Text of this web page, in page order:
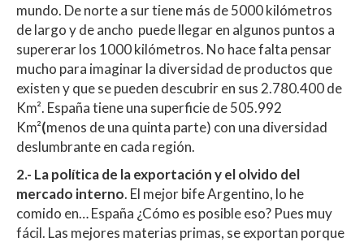
mundo. De norte a sur tiene más de 5000 kilómetros
de largo y de ancho puede llegar en algunos puntos a
supererar los 1000 kilómetros. No hace falta pensar
mucho para imaginar la diversidad de productos que
existen y que se pueden descubrir en sus 2.780.400 de
Km². España tiene una superficie de 505.992
Km²(menos de una quinta parte) con una diversidad
deslumbrante en cada región.
2.- La política de la exportación y el olvido del
mercado interno. El mejor bife Argentino, lo he
comido en… España ¿Cómo es posible eso? Pues muy
fácil. Las mejores materias primas, se exportan porque